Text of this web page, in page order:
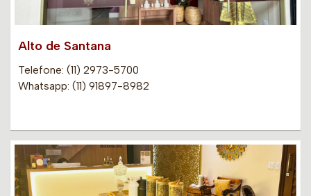
Alto de Santana
Telefone: (11) 2973-5700
Whatsapp: (11) 91897-8982